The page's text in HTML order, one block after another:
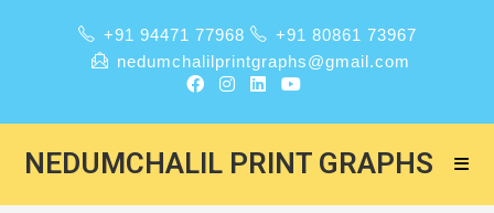
+91 94471 77968
+91 80861 73967
nedumchalilprintgraphs@gmail.com
NEDUMCHALIL PRINT GRAPHS